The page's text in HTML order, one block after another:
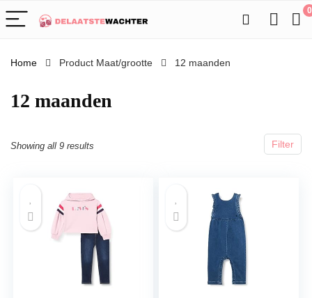
0
Home Product Maat/grootte 12 maanden
12 maanden
Filter
Showing all 9 results